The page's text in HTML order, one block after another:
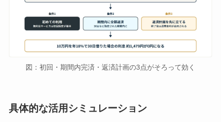
図：初回・期間内完済・返済計画の3点がそろって効く
具体的な活用シミュレーション